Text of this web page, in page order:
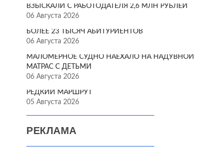
ВЗЫСКАЛИ С РАБОТОДАТЕЛЯ 2,6 МЛН РУБЛЕЙ
06 Августа 2026
БОЛЕЕ 23 ТЫСЯЧ АБИТУРИЕНТОВ
06 Августа 2026
МАЛОМЕРНОЕ СУДНО НАЕХАЛО НА НАДУВНОЙ
МАТРАС С ДЕТЬМИ
06 Августа 2026
РЕДКИЙ МАРШРУТ
05 Августа 2026
РЕКЛАМА